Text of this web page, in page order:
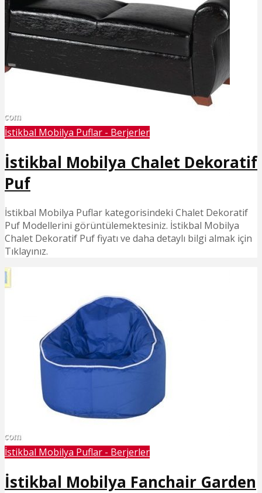
İstikbal Mobilya Puflar - Berjerler
İstikbal Mobilya Chalet Dekoratif
Puf
İstikbal Mobilya Puflar kategorisindeki Chalet Dekoratif
Puf Modellerini görüntülemektesiniz. İstikbal Mobilya
Chalet Dekoratif Puf fiyatı ve daha detaylı bilgi almak için
Tıklayınız.
İstikbal Mobilya Puflar - Berjerler
İstikbal Mobilya Fanchair Garden